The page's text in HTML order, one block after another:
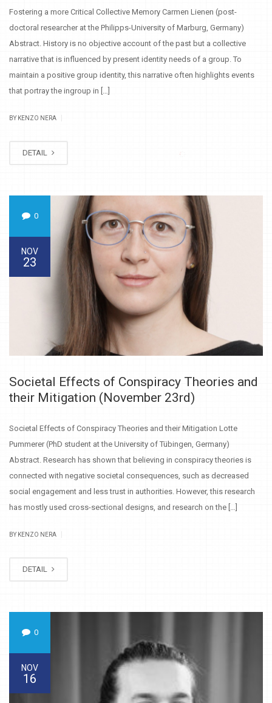
Fostering a more Critical Collective Memory Carmen Lienen (post-
doctoral researcher at the Philipps-University of Marburg, Germany)
Abstract. History is no objective account of the past but a collective
narrative that is influenced by present identity needs of a group. To
maintain a positive group identity, this narrative often highlights events
that portray the ingroup in […]
BY KENZO NERA
DETAIL
0
NOV
23
Societal Effects of Conspiracy Theories and
their Mitigation (November 23rd)
Societal Effects of Conspiracy Theories and their Mitigation Lotte
Pummerer (PhD student at the University of Tübingen, Germany)
Abstract. Research has shown that believing in conspiracy theories is
connected with negative societal consequences, such as decreased
social engagement and less trust in authorities. However, this research
has mostly used cross-sectional designs, and research on the […]
BY KENZO NERA
DETAIL
0
NOV
16